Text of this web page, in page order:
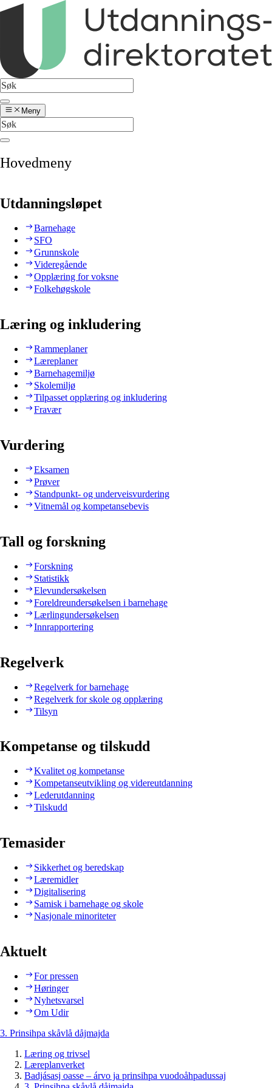
Meny
Hovedmeny
Utdanningsløpet
Barnehage
SFO
Grunnskole
Videregående
Opplæring for voksne
Folkehøgskole
Læring og inkludering
Rammeplaner
Læreplaner
Barnehagemiljø
Skolemiljø
Tilpasset opplæring og inkludering
Fravær
Vurdering
Eksamen
Prøver
Standpunkt- og underveisvurdering
Vitnemål og kompetansebevis
Tall og forskning
Forskning
Statistikk
Elevundersøkelsen
Foreldreundersøkelsen i barnehage
Lærlingundersøkelsen
Innrapportering
Regelverk
Regelverk for barnehage
Regelverk for skole og opplæring
Tilsyn
Kompetanse og tilskudd
Kvalitet og kompetanse
Kompetanseutvikling og videreutdanning
Lederutdanning
Tilskudd
Temasider
Sikkerhet og beredskap
Læremidler
Digitalisering
Samisk i barnehage og skole
Nasjonale minoriteter
Aktuelt
For pressen
Høringer
Nyhetsvarsel
Om Udir
3. Prinsihpa skåvlå dåjmajda
Læring og trivsel
Læreplanverket
Badjásasj oasse – árvo ja prinsihpa vuodoåhpadussaj